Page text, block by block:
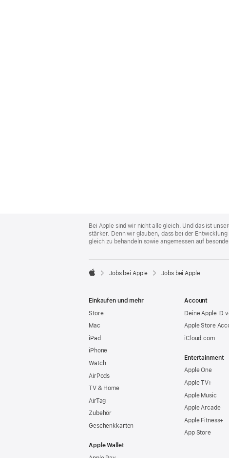
Footer
Bei Apple sind wir nicht alle gleich. Und das ist
stärker. Denn wir glauben, dass bei der
gleich zu behandeln sowie angemessen auf

Jobs bei Apple Jobs bei Apple
Einkaufen und mehr
Store
Mac
iPad
iPhone
Watch
AirPods
TV & Home
AirTag
Zubehör
Geschenkkarten
Apple Wallet
Account
Deine Apple ID
Apple Store
iCloud.com
Entertainment
Apple One
Apple TV+
Apple Music
Apple Arcade
Apple Fitness+
App Store